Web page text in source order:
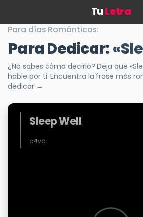
TuLetra
Para días Románticos:
Para Dedicar:
¿No sabes cómo decirlo? Deja que
hable por ti. Encuentra la frase más
dedicar →
Sleep Well
d4vd